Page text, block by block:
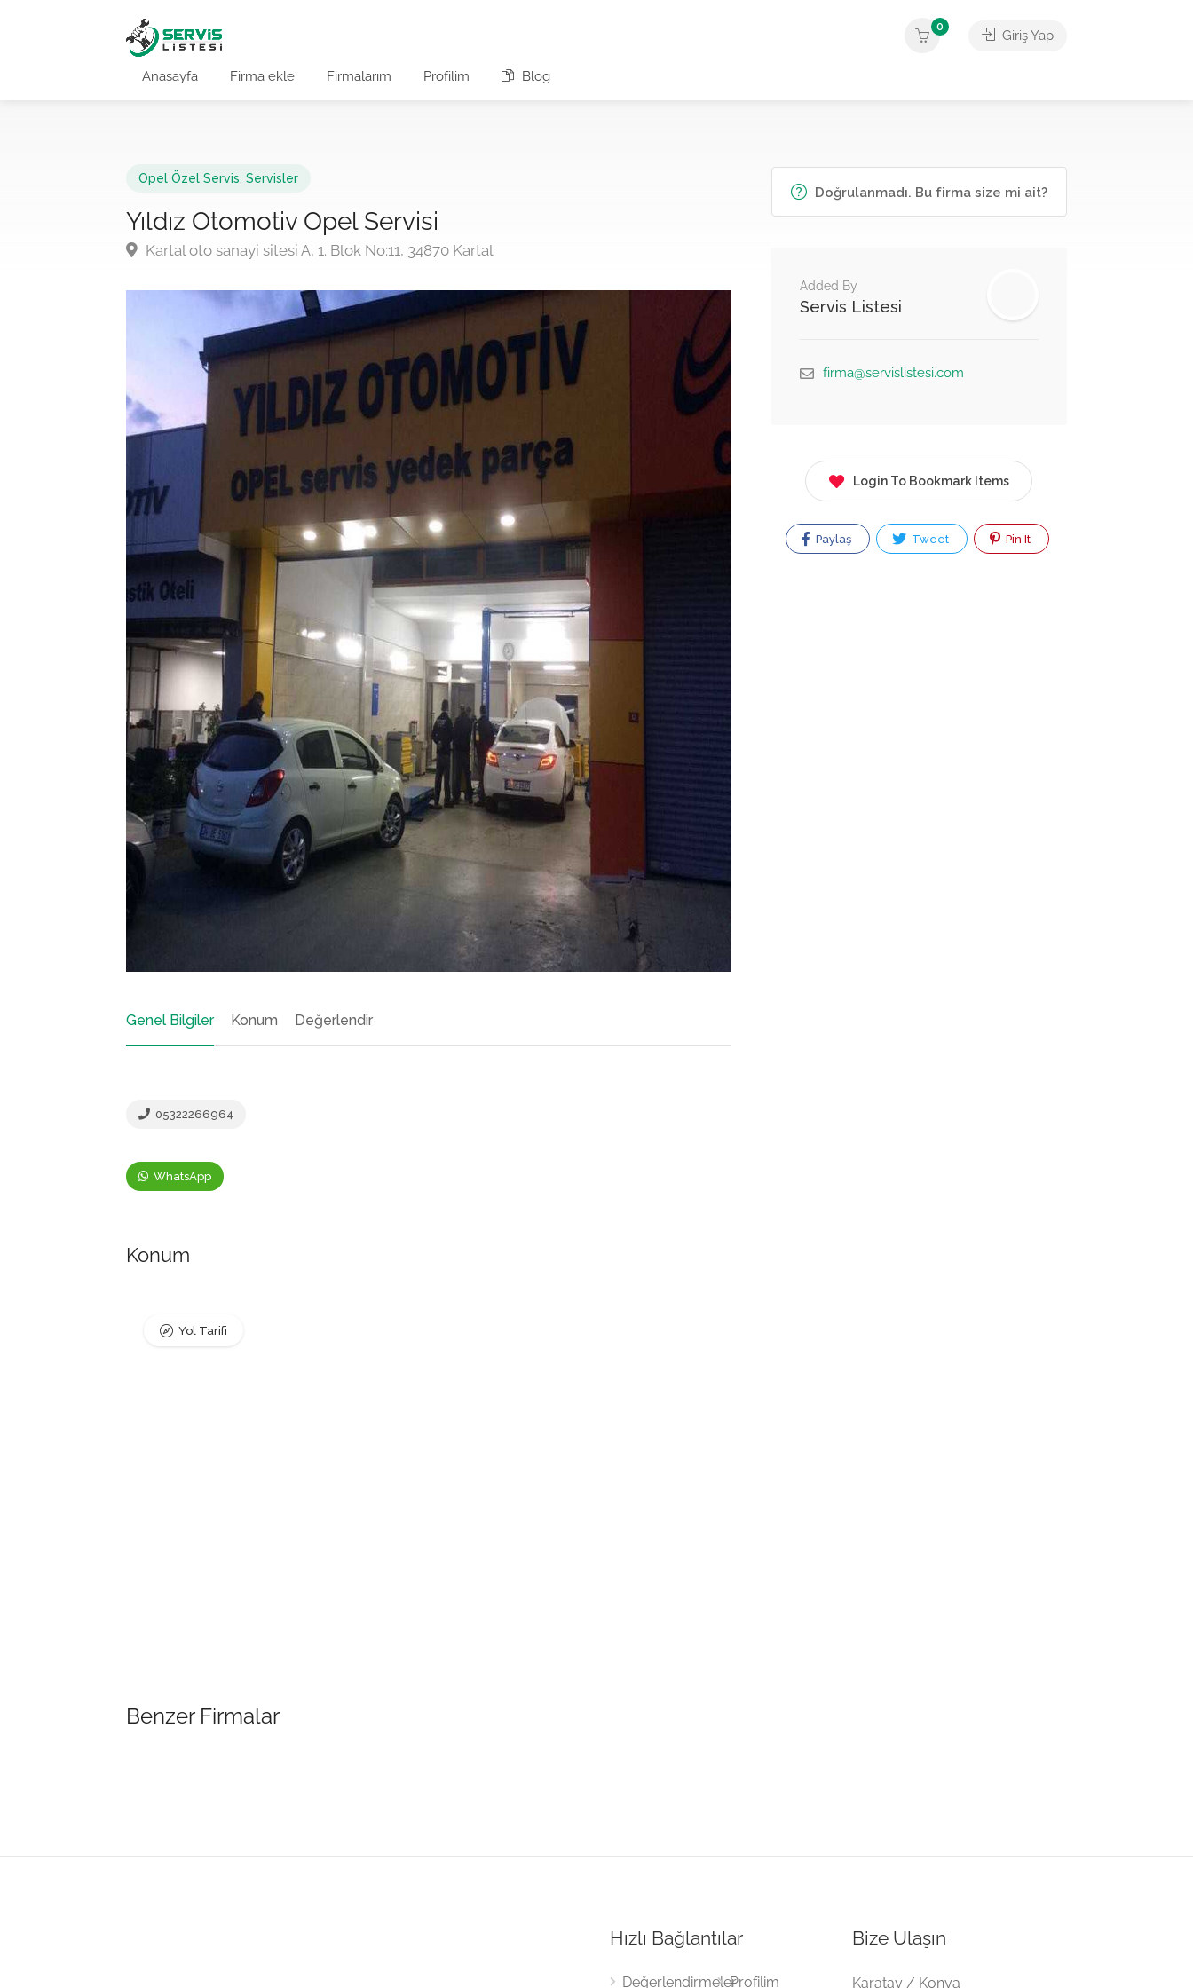
Anasayfa Firma ekle Firmalarım Profilim Blog
0
Giriş Yap
Opel Özel Servis Servisler
Yıldız Otomotiv Opel Servisi
Kartal oto sanayi sitesi A, 1. Blok No:11, 34870 Kartal
Genel Bilgiler Konum Değerlendir
05322266964
WhatsApp
Konum
Yol Tarifi
Benzer Firmalar
Doğrulanmadı. Bu firma size mi ait?
Added By
Servis Listesi
firma@servislistesi.com
Login To Bookmark Items
Paylaş Tweet Pin It
Hızlı Bağlantılar
DeğerlendirmelerProfilim
Bize Ulaşın
Karatay / Konya